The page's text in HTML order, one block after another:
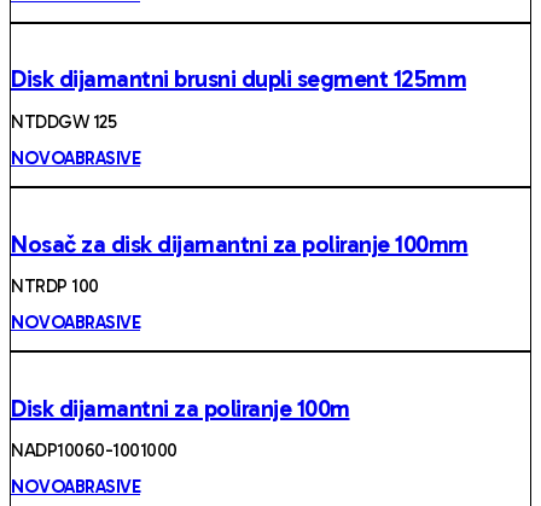
Disk dijamantni brusni dupli segment 125mm
NTDDGW 125
NOVOABRASIVE
Nosač za disk dijamantni za poliranje 100mm
NTRDP 100
NOVOABRASIVE
Disk dijamantni za poliranje 100m
NADP10060-1001000
NOVOABRASIVE